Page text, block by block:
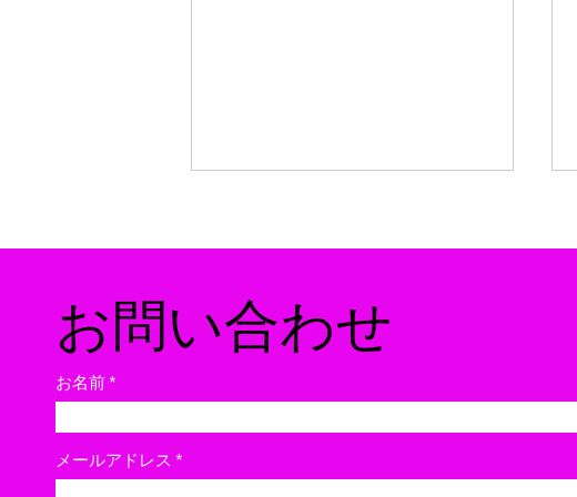
メールアドレス
​お問い合わせ
お名前